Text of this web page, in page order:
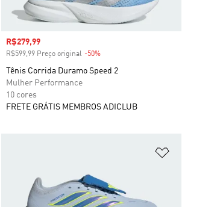
Preço com desconto
R$279,99
R$599,99 Preço original -50%Desconto
Tênis Corrida Duramo Speed 2
Mulher Performance
10 cores
FRETE GRÁTIS MEMBROS ADICLUB